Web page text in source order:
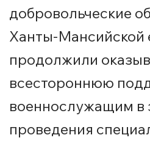
добровольческие
Ханты-Мансийской
продолжили
всестороннюю
военнослужащим в
проведения